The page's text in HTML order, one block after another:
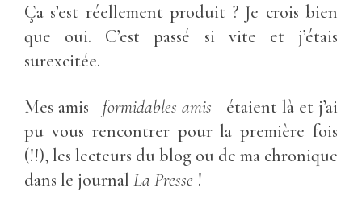
Ça s’est réellement produit ? Je crois bien
que oui. C’est passé si vite et j’étais
surexcitée.
Mes amis –formidables amis– étaient là et j’ai
pu vous rencontrer pour la première fois
(!!), les lecteurs du blog ou de ma chronique
dans le journal La Presse !